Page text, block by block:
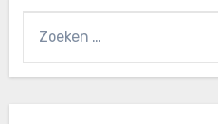
naar: